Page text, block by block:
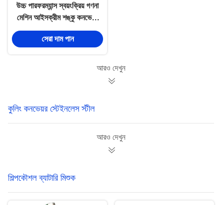
উচ্চ পারফরম্যান্স স্বয়ংক্রিয় গণনা
মেশিন আইসক্রীম শঙ্কু কনভেয়র
গণনা
সেরা দাম পান
আরও দেখুন
কুলিং কনভেয়র স্টেইনলেস স্টীল
আরও দেখুন
শিল্পকৌশল ব্যাটারি মিশুক